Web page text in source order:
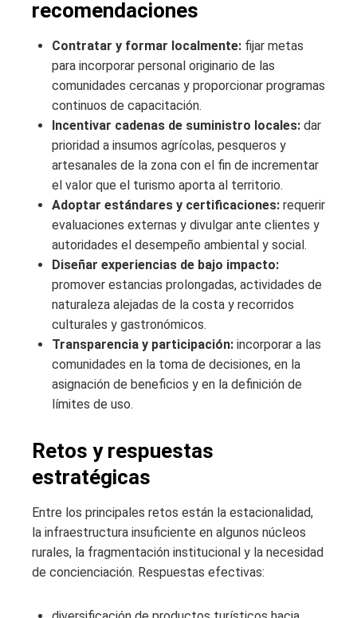
recomendaciones
Contratar y formar localmente: fijar metas
para incorporar personal originario de las
comunidades cercanas y proporcionar programas
continuos de capacitación.
Incentivar cadenas de suministro locales: dar
prioridad a insumos agrícolas, pesqueros y
artesanales de la zona con el fin de incrementar
el valor que el turismo aporta al territorio.
Adoptar estándares y certificaciones: requerir
evaluaciones externas y divulgar ante clientes y
autoridades el desempeño ambiental y social.
Diseñar experiencias de bajo impacto:
promover estancias prolongadas, actividades de
naturaleza alejadas de la costa y recorridos
culturales y gastronómicos.
Transparencia y participación: incorporar a las
comunidades en la toma de decisiones, en la
asignación de beneficios y en la definición de
límites de uso.
Retos y respuestas
estratégicas
Entre los principales retos están la estacionalidad,
la infraestructura insuficiente en algunos núcleos
rurales, la fragmentación institucional y la necesidad
de concienciación. Respuestas efectivas: